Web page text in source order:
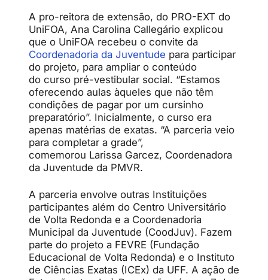
A pro-reitora de extensão, do PRO-EXT do
UniFOA, Ana Carolina Callegário explicou
que o UniFOA recebeu o convite da
Coordenadoria da Juventude para participar
do projeto, para ampliar o conteúdo
do curso pré-vestibular social. “Estamos
oferecendo aulas àqueles que não têm
condições de pagar por um cursinho
preparatório”. Inicialmente, o curso era
apenas matérias de exatas. “A parceria veio
para completar a grade”,
comemorou Larissa Garcez, Coordenadora
da Juventude da PMVR.
A parceria envolve outras Instituições
participantes além do Centro Universitário
de Volta Redonda e a Coordenadoria
Municipal da Juventude (CoodJuv). Fazem
parte do projeto a FEVRE (Fundação
Educacional de Volta Redonda) e o Instituto
de Ciências Exatas (ICEx) da UFF. A ação de